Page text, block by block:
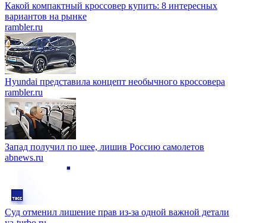
Какой компактный кроссовер купить: 8 интересных
вариантов на рынке
rambler.ru
Hyundai представила концепт необычного кроссовера
rambler.ru
Запад получил по шее, лишив Россию самолетов
abnews.ru
Суд отменил лишение прав из-за одной важной детали